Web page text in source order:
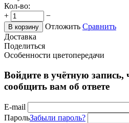
Кол-во:
+
−
В корзину Отложить Сравнить
Доставка
Поделиться
Особенности цветопередачи
Войдите в учётную
сообщить вам об ответе
E-mail
ПарольЗабыли пароль?